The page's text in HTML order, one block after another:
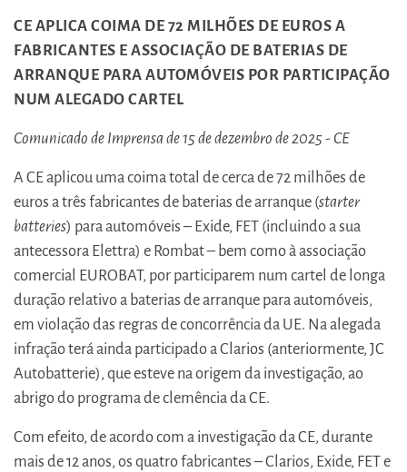
CE APLICA COIMA DE 72 MILHÕES DE EUROS A
FABRICANTES E ASSOCIAÇÃO DE BATERIAS DE
ARRANQUE PARA AUTOMÓVEIS POR PARTICIPAÇÃO
NUM ALEGADO CARTEL
Comunicado de Imprensa de 15 de dezembro de 2025 - CE
A CE aplicou uma coima total de cerca de 72 milhões de
euros a três fabricantes de baterias de arranque (starter
batteries) para automóveis – Exide, FET (incluindo a sua
antecessora Elettra) e Rombat – bem como à associação
comercial EUROBAT, por participarem num cartel de longa
duração relativo a baterias de arranque para automóveis,
em violação das regras de concorrência da UE. Na alegada
infração terá ainda participado a Clarios (anteriormente, JC
Autobatterie), que esteve na origem da investigação, ao
abrigo do programa de clemência da CE.
Com efeito, de acordo com a investigação da CE, durante
mais de 12 anos, os quatro fabricantes – Clarios, Exide, FET e